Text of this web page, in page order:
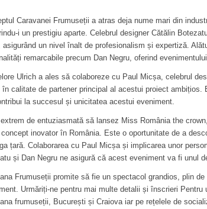
Caravanei Frumuseții a atras deja nume mari din
i un prestigiu aparte. Celebrul designer Cătălin
asigurând un nivel înalt de profesionalism și expertiză.
remarcabile precum Dan Negru, oferind
Ulrich a ales să colaboreze cu Paul Micșa, celebrul
în calitate de partener principal al acestui proiect
la succesul și unicitatea acestui eveniment.
extrem de entuziasmată să lansez Miss România the
inovator în România. Este o oportunitate de a
țară. Colaborarea cu Paul Micșa și implicarea unor
și Dan Negru ne asigură că acest eveniment va fi unul
Frumuseții promite să fie un spectacol grandios, plin
Urmăriți-ne pentru mai multe detalii și înscrieri
frumuseții, București și Craiova iar pe rețelele de